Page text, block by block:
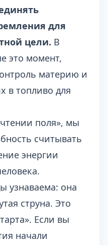
для
цели. В
это момент,
материю и
в топливо для
поля», мы
считывать
энергии
узнаваема: она
струна. Это
Если вы
начали